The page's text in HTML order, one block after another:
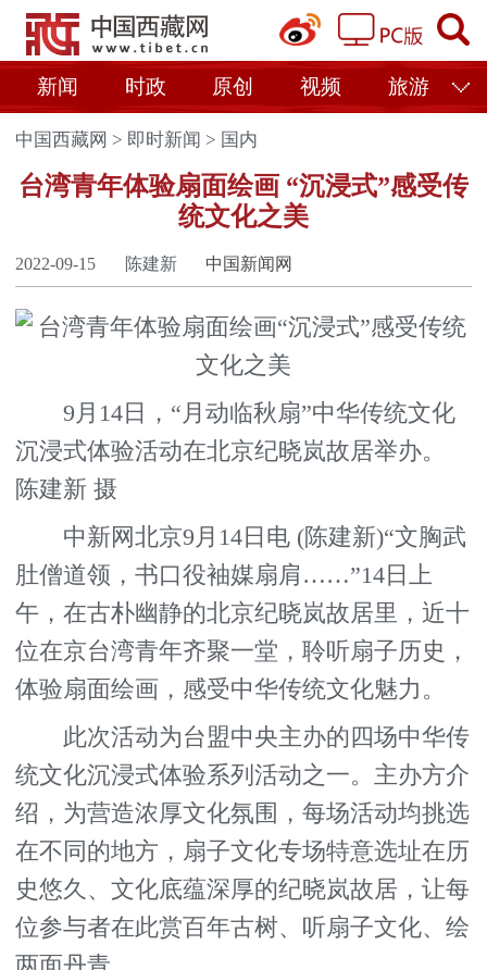
新闻 时政 原创 视频 旅游
中国西藏网 > 即时新闻 > 国内
台湾青年体验扇面绘画 “沉浸式”感受传
统文化之美
2022-09-15 陈建新 中国新闻网
9月14日，“月动临秋扇”中华传统文化
沉浸式体验活动在北京纪晓岚故居举办。
陈建新 摄
中新网北京9月14日电 (陈建新)“文胸武
肚僧道领，书口役袖媒扇肩……”14日上
午，在古朴幽静的北京纪晓岚故居里，近十
位在京台湾青年齐聚一堂，聆听扇子历史，
体验扇面绘画，感受中华传统文化魅力。
此次活动为台盟中央主办的四场中华传
统文化沉浸式体验系列活动之一。主办方介
绍，为营造浓厚文化氛围，每场活动均挑选
在不同的地方，扇子文化专场特意选址在历
史悠久、文化底蕴深厚的纪晓岚故居，让每
位参与者在此赏百年古树、听扇子文化、绘